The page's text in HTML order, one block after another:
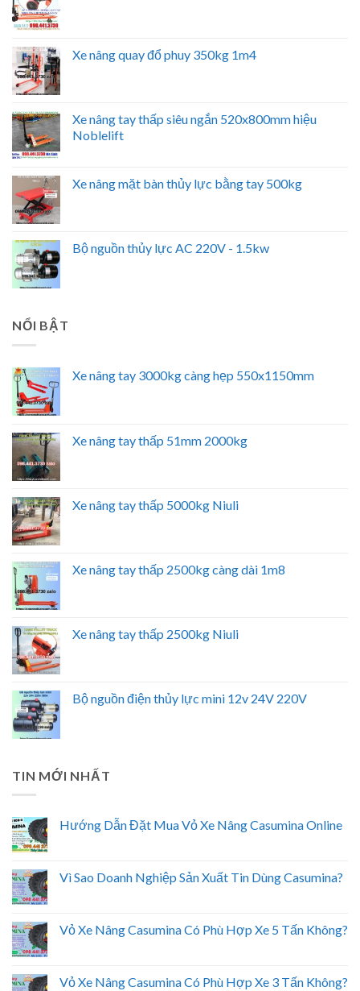
Xe nâng quay đổ phuy 350kg 1m4
Xe nâng tay thấp siêu ngắn 520x800mm hiệu
Noblelift
Xe nâng mặt bàn thủy lực bằng tay 500kg
Bộ nguồn thủy lực AC 220V - 1.5kw
NỔI BẬT
Xe nâng tay 3000kg càng hẹp 550x1150mm
Xe nâng tay thấp 51mm 2000kg
Xe nâng tay thấp 5000kg Niuli
Xe nâng tay thấp 2500kg càng dài 1m8
Xe nâng tay thấp 2500kg Niuli
Bộ nguồn điện thủy lực mini 12v 24V 220V
TIN MỚI NHẤT
Hướng Dẫn Đặt Mua Vỏ Xe Nâng Casumina Online
Vì Sao Doanh Nghiệp Sản Xuất Tin Dùng Casumina?
Vỏ Xe Nâng Casumina Có Phù Hợp Xe 5 Tấn Không?
Vỏ Xe Nâng Casumina Có Phù Hợp Xe 3 Tấn Không?